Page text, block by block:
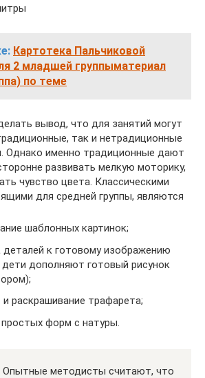
Картотека Пальчиковой
2 младшей группыматериал
по теме
вывод, что для занятий могут
так и нетрадиционные
Однако именно традиционные дают
развивать мелкую моторику,
чувство цвета. Классическими
для средней группы, являются
шаблонных картинок;
деталей к готовому изображению
дети дополняют готовый рисунок
раскрашивание трафарета;
форм с натуры.
Опытные методисты считают, что